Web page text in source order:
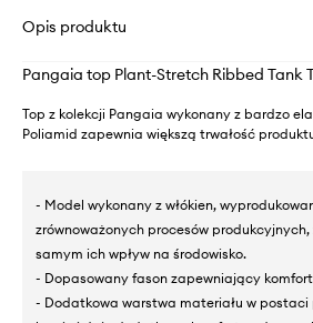
Opis produktu
Pangaia top Plant-Stretch Ribbed Tank
Top z kolekcji Pangaia wykonany z bardzo
Poliamid zapewnia większą trwałość
- Model wykonany z włókien,
zrównoważonych procesów
samym ich wpływ na środowisko.
- Dopasowany fason zapewniający
- Dodatkowa warstwa materiału w postaci